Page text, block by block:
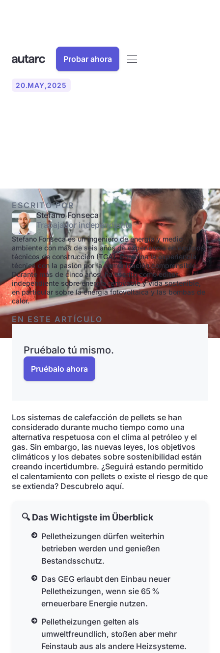
Probar ahora
20.MAY,2025
ESCRITO POR
Stefano Fonseca
Trabajador independiente
Stefano Fonseca es un ingeniero de energía y medio
ambiente con más de seis años de experiencia en equipos
técnicos de construcción (TGA). Combina la experiencia
técnica con la pasión por la comunicación comprensible.
Durante más de cinco años, ha escrito como editor
independiente sobre energía renovable y vida sostenible,
en particular sobre la energía fotovoltaica y las bombas de
calor.
EN ESTE ARTÍCULO
Pruébalo tú mismo.
Pruébalo ahora
Los sistemas de calefacción de pellets se han
considerado durante mucho tiempo como una
alternativa respetuosa con el clima al petróleo y el
gas. Sin embargo, las nuevas leyes, los objetivos
climáticos y los debates sobre sostenibilidad están
creando incertidumbre. ¿Seguirá estando permitido
el calentamiento con pellets o existe el riesgo de que
se extienda? Descubrelo aquí.
🔍 Das Wichtigste im Überblick
Pelletheizungen dürfen weiterhin
betrieben werden und genießen
Bestandsschutz.
Das GEG erlaubt den Einbau neuer
Pelletheizungen, wenn sie 65 %
erneuerbare Energie nutzen.
Pelletheizungen gelten als
umweltfreundlich, stoßen aber mehr
Feinstaub aus als andere Heizsysteme.